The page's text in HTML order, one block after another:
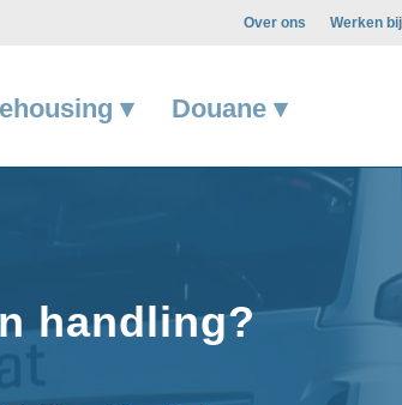
Over ons Werken bij
▾ Douane ▾
handling?